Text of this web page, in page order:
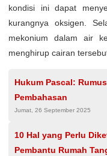
kondisi ini dapat
kurangnya oksigen.
mekonium dalam air
menghirup cairan
Hukum Pascal:
Pembahasan
Jumat, 26 September 2025
10 Hal yang Perlu
Pembantu Rumah